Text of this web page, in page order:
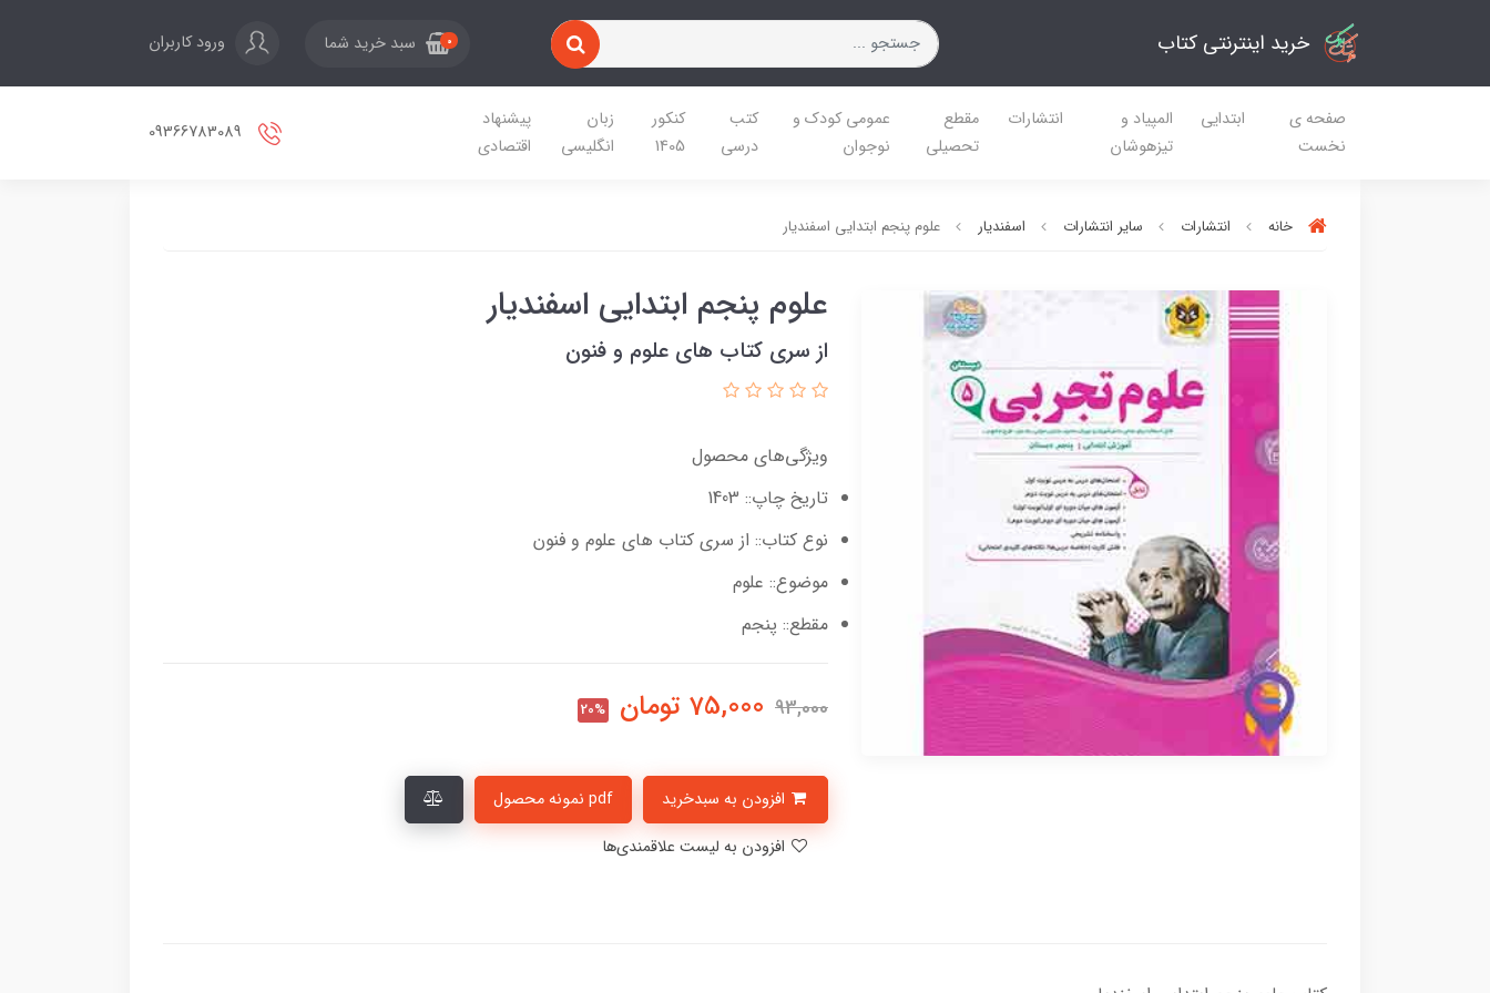
خرید اینترنتی کتاب 0 سبد خرید شما ورود کاربران
صفحه ی
نخست
ابتدایی
المپیاد و
تیزهوشان
انتشارات
مقطع
تحصیلی
عمومی کودک و
نوجوان
کتب
درسی
کنکور
1405
زبان
انگلیسی
پیشنهاد
اقتصادی
خانه انتشارات سایر انتشارات اسفندیار علوم پنجم ابتدایی اسفندیار
علوم پنجم ابتدایی اسفندیار
از سری کتاب های علوم و فنون
ویژگی‌های محصول
تاریخ چاپ:: 1403
نوع کتاب:: از سری کتاب های علوم و فنون
موضوع:: علوم
مقطع:: پنجم
93,000
75,000 تومان 20%
pdf نمونه محصول